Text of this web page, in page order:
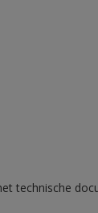
technische